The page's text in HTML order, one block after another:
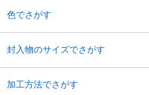
色でさがす
封入物のサイズでさがす
加工方法でさがす